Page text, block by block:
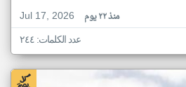
Jul 17, 2026
منذ ٢٢ يوم
عدد الكلمات: ٢٤٤